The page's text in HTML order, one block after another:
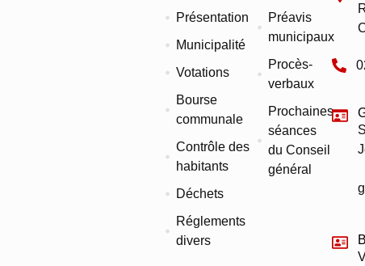
Présentation
Municipalité
Votations
Bourse
communale
Contrôle des
habitants
Déchets
Réglements
divers
Préavis
municipaux
Procès-
verbaux
Prochaines
séances
du Conseil
général